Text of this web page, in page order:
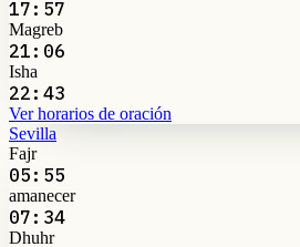
17:57
Magreb
21:06
Isha
22:43
Ver horarios de oración
Sevilla
Fajr
05:55
amanecer
07:34
Dhuhr